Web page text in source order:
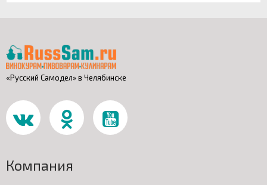
«Русский Самодел» в Челябинске
Компания